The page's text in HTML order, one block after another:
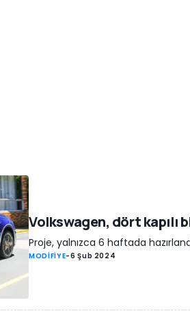
Volkswagen, dört kapılı
Proje, yalnızca 6 haftada
MODİFİYE-6 Şub 2024